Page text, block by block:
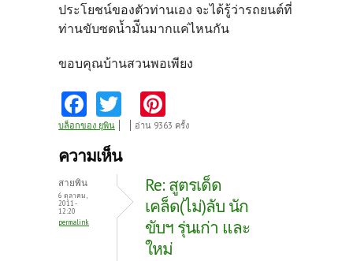
ประโยชน์ของตัวท่านเอง จะได้รู้ว่ารถยนต์ที่
ท่านขับซดน้ำมัีนมากแค่ไหนกัน
ขอบคุณบ้านสวนพอเพียง
Fa
ce
b
o
o
k
w
itt
nt
es
t
บล็อกของ ยุพิน อ่าน 9363 ครั้ง
ความเห็น
สายพิน
6 ตุลาคม,
2011 -
12:20
permalink
Re: สูตรเด็ด
เคล็ด(ไม่)ลับ นัก
ขับฯ รุ่นเก่า และ
ใหม่